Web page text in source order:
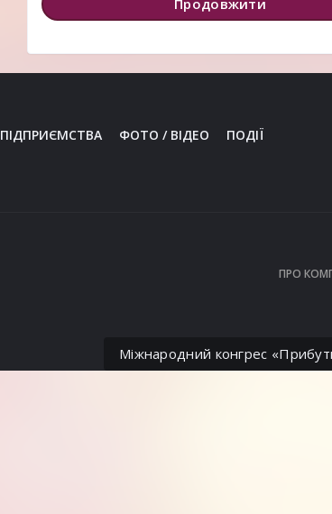
Продовжити
ПІДПРИЄМСТВА ФОТО / ВІДЕО ПОДІЇ
ПРО
Міжнародний конгрес